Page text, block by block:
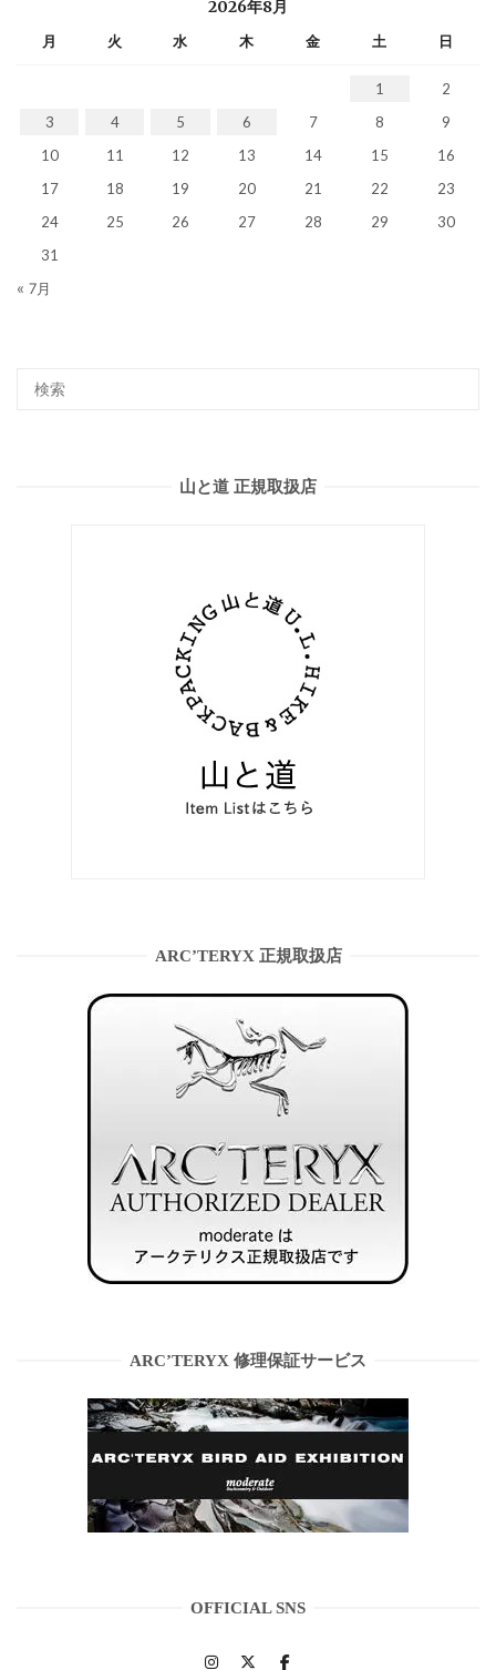
2026年8月
月 火 水 木 金 土 日
1
2
3
4 5 6 7 8
9
10
11 12 13 14 15
16
17
18 19 20 21 22
23
24
25 26 27 28 29
30
31
« 7月
山と道 正規取扱店
ARC’TERYX 正規取扱店
ARC’TERYX 修理保証サービス
OFFICIAL SNS